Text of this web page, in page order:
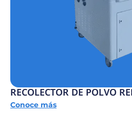
RECOLECTOR DE POLVO
Conoce más